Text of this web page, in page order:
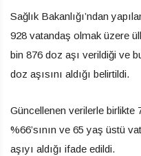
Sağlık Bakanlığı’ndan
928 vatandaş olmak üzere
bin 876 doz aşı verildiği ve
doz aşısını aldığı belirtildi.
Güncellenen verilerle birlikte
%66’sının ve 65 yaş üstü
aşıyı aldığı ifade edildi.